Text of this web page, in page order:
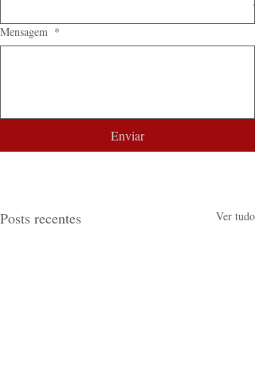
Mensagem *
Enviar
Posts recentes Ver tudo